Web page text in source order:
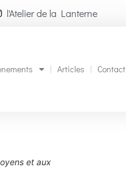
l'Atelier de la Lanterne
Articles Contact
et aux